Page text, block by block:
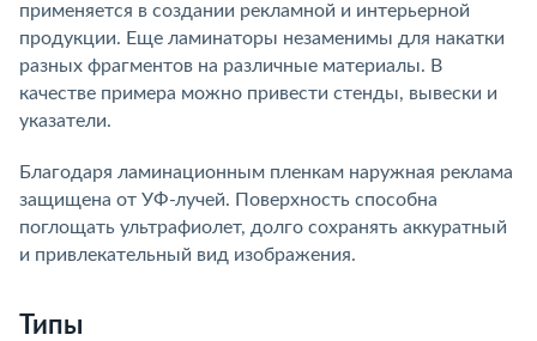
применяется в создании рекламной и интерьерной
продукции. Еще ламинаторы незаменимы для накатки
разных фрагментов на различные материалы. В
качестве примера можно привести стенды, вывески и
указатели.
Благодаря ламинационным пленкам наружная реклама
защищена от УФ-лучей. Поверхность способна
поглощать ультрафиолет, долго сохранять аккуратный
и привлекательный вид изображения.
Типы